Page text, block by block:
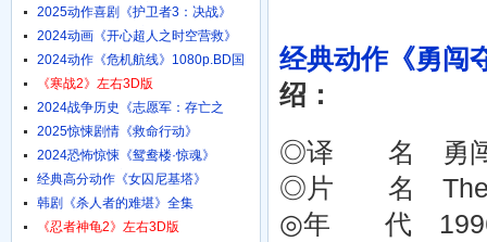
经典动作《勇闯
绍：
◎译 名 勇闯
◎片 名 The
◎年 代
动》4K.HD中英双字
2025动作喜剧《护卫者3：决战》
1080p.HD国语中字
2024动画《开心超人之时空营救》
4K.HD国语中字
2024动作《危机航线》1080p.BD国
语中字
《寒战2》左右3D版
2024战争历史《志愿军：存亡之
战》4K.HD国语中字
2025惊悚剧情《救命行动》
1080p.HD中字
2024恐怖惊悚《鸳鸯楼·惊魂》
4K.HD国语中字
经典高分动作《女囚尼基塔》
1080p.BD中英双字
韩剧《杀人者的难堪》全集
《忍者神龟2》左右3D版